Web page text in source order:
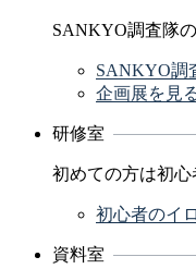
SANKYO調査隊
SANKYO調
企画展を見
研修室
初めての方は初心
初心者のイ
資料室